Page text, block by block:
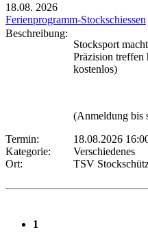
18.08. 2026
Ferienprogramm-Stockschiessen
Beschreibung:
Stocksport
Präzision treffen
kostenlos)
(Anmeldung bis
Termin:
18.08.2026
Kategorie:
Verschiedenes
Ort:
TSV
1